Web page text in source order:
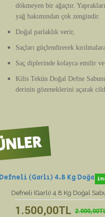
dökmeyen bir ağaçtır.
yağ bakımından çok zengindir.
Doğal parlaklık verir,
Saçları güçlendirerek
Saç diplerinde kolayca emilir
Kilis Tekün Doğal Defne
derinin gözeneklerini açarak
Defneli (Garlı) 4.8 Kg Doğal
1.500,00TL